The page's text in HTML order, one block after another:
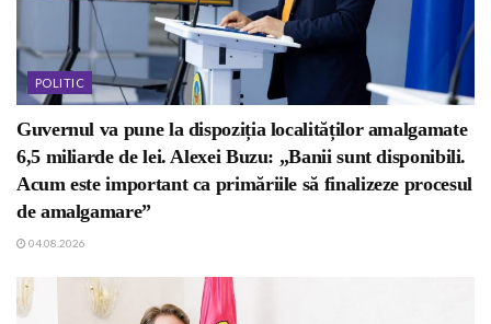
POLITIC
Guvernul va pune la dispoziția localităților amalgamate
6,5 miliarde de lei. Alexei Buzu: „Banii sunt disponibili.
Acum este important ca primăriile să finalizeze procesul
de amalgamare”
04.08.2026